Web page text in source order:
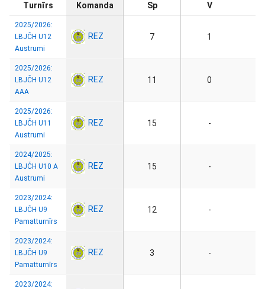
Turnīrs Komanda Sp V
2025/2026:
LBJČH U12
Austrumi
REZ 7 1
2025/2026:
LBJČH U12
AAA
REZ 11 0
2025/2026:
LBJČH U11
Austrumi
REZ 15 -
2024/2025:
LBJČH U10 A
Austrumi
REZ 15 -
2023/2024:
LBJČH U9
Pamatturnīrs
REZ 12 -
2023/2024:
LBJČH U9
Pamatturnīrs
REZ 3 -
2023/2024: